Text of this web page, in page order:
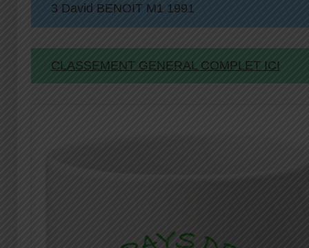
3 David BENOIT M1 1991
CLASSEMENT GENERAL COMPLET ICI